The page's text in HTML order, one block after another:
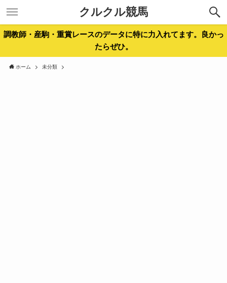
クルクル競馬
調教師・産駒・重賞レースのデータに特に力入れてます。良かっ
たらぜひ。
ホーム 未分類